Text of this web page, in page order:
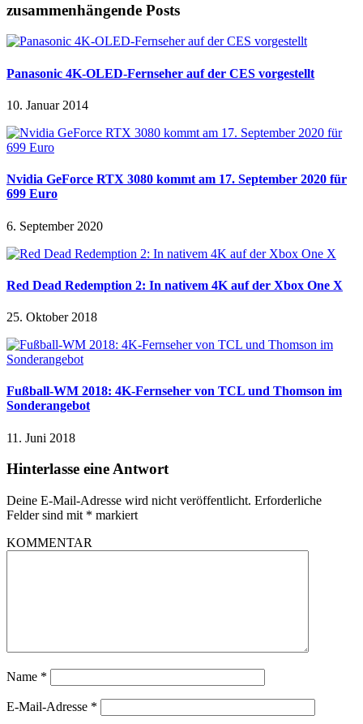
zusammenhängende Posts
Panasonic 4K-OLED-Fernseher auf der CES vorgestellt
10. Januar 2014
Nvidia GeForce RTX 3080 kommt am 17. September 2020 für
699 Euro
6. September 2020
Red Dead Redemption 2: In nativem 4K auf der Xbox One X
25. Oktober 2018
Fußball-WM 2018: 4K-Fernseher von TCL und Thomson im
Sonderangebot
11. Juni 2018
Hinterlasse eine Antwort
Deine E-Mail-Adresse wird nicht veröffentlicht. Erforderliche
Felder sind mit * markiert
KOMMENTAR
Name *
E-Mail-Adresse *